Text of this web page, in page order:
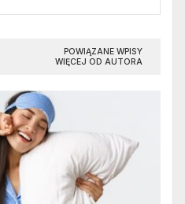
POWIĄZANE WPISY
WIĘCEJ OD AUTORA